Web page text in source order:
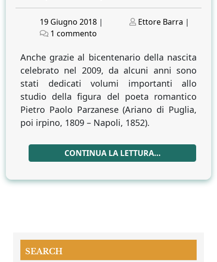
Posted
on
19 Giugno 2018 |
Posted
Ettore Barra |
1 commento
Paolo
Parzanese
antileopardiano,
conservatore
dalla
parte
“povero”
Anche grazie al bicentenario della nascita
celebrato nel 2009, da alcuni anni sono
stati dedicati volumi importanti allo
studio della figura del poeta romantico
Pietro Paolo Parzanese (Ariano di Puglia,
poi irpino, 1809 – Napoli, 1852).
CONTINUA LA LETTURA…
SEARCH